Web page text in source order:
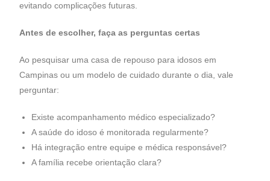
evitando complicações futuras.
Antes de escolher, faça as perguntas certas
Ao pesquisar uma casa de repouso para idosos em
Campinas ou um modelo de cuidado durante o dia, vale
perguntar:
Existe acompanhamento médico especializado?
A saúde do idoso é monitorada regularmente?
Há integração entre equipe e médica responsável?
A família recebe orientação clara?